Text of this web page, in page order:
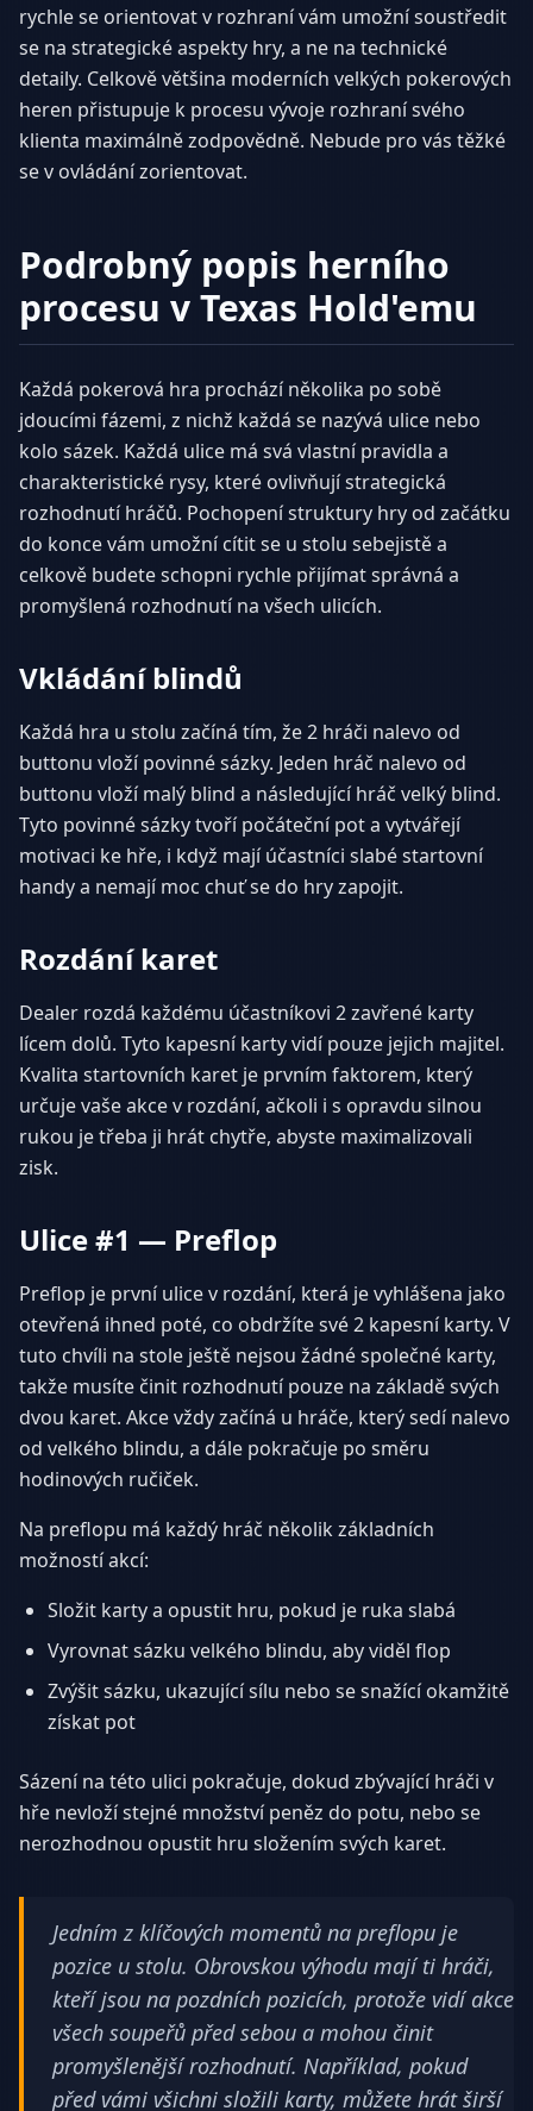
rychle se orientovat v rozhraní vám umožní soustředit
se na strategické aspekty hry, a ne na technické
detaily. Celkově většina moderních velkých pokerových
heren přistupuje k procesu vývoje rozhraní svého
klienta maximálně zodpovědně. Nebude pro vás těžké
se v ovládání zorientovat.
Podrobný popis herního
procesu v Texas Hold'emu
Každá pokerová hra prochází několika po sobě
jdoucími fázemi, z nichž každá se nazývá ulice nebo
kolo sázek. Každá ulice má svá vlastní pravidla a
charakteristické rysy, které ovlivňují strategická
rozhodnutí hráčů. Pochopení struktury hry od začátku
do konce vám umožní cítit se u stolu sebejistě a
celkově budete schopni rychle přijímat správná a
promyšlená rozhodnutí na všech ulicích.
Vkládání blindů
Každá hra u stolu začíná tím, že 2 hráči nalevo od
buttonu vloží povinné sázky. Jeden hráč nalevo od
buttonu vloží malý blind a následující hráč velký blind.
Tyto povinné sázky tvoří počáteční pot a vytvářejí
motivaci ke hře, i když mají účastníci slabé startovní
handy a nemají moc chuť se do hry zapojit.
Rozdání karet
Dealer rozdá každému účastníkovi 2 zavřené karty
lícem dolů. Tyto kapesní karty vidí pouze jejich majitel.
Kvalita startovních karet je prvním faktorem, který
určuje vaše akce v rozdání, ačkoli i s opravdu silnou
rukou je třeba ji hrát chytře, abyste maximalizovali
zisk.
Ulice #1 — Preflop
Preflop je první ulice v rozdání, která je vyhlášena jako
otevřená ihned poté, co obdržíte své 2 kapesní karty. V
tuto chvíli na stole ještě nejsou žádné společné karty,
takže musíte činit rozhodnutí pouze na základě svých
dvou karet. Akce vždy začíná u hráče, který sedí nalevo
od velkého blindu, a dále pokračuje po směru
hodinových ručiček.
Na preflopu má každý hráč několik základních
možností akcí:
Složit karty a opustit hru, pokud je ruka slabá
Vyrovnat sázku velkého blindu, aby viděl flop
Zvýšit sázku, ukazující sílu nebo se snažící okamžitě
získat pot
Sázení na této ulici pokračuje, dokud zbývající hráči v
hře nevloží stejné množství peněz do potu, nebo se
nerozhodnou opustit hru složením svých karet.
Jedním z klíčových momentů na preflopu je
pozice u stolu. Obrovskou výhodu mají ti hráči,
kteří jsou na pozdních pozicích, protože vidí akce
všech soupeřů před sebou a mohou činit
promyšlenější rozhodnutí. Například, pokud
před vámi všichni složili karty, můžete hrát širší